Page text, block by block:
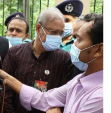
জিয়াউর রহমান জড়িত: